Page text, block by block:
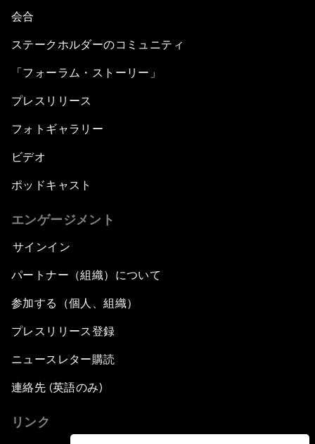
会合
ステークホルダーのコミュニティ
「フォーラム・ストーリー」
プレスリリース
フォトギャラリー
ビデオ
ポッドキャスト
エンゲージメント
サインイン
パートナー（組織）について
参加する（個人、組織）
プレスリリース登録
ニュースレター購読
連絡先 (英語のみ)
リンク